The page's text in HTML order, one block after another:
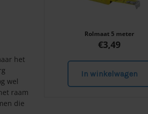
het
wel
raam
die
Rolmaat 5 meter
€3,49
In winkelwagen